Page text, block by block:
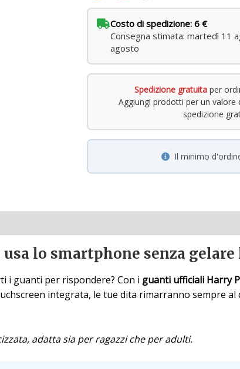
Costo di spedizione: 6 €
Consegna stimata: martedì 11
agosto
Spedizione gratuita per
Aggiungi prodotti per un valore
spedizione
Il minimo
lo smartphone senza
i guanti per rispondere? Con i guanti ufficiali Harry
integrata, le tue dita rimarranno sempre al
adatta sia per ragazzi che per adulti.